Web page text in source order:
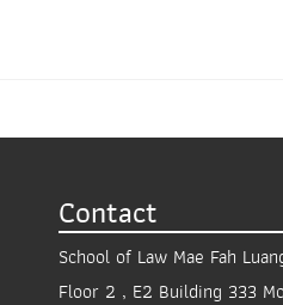
Contact
School of Law Mae Fah
Floor 2 , E2 Building 333